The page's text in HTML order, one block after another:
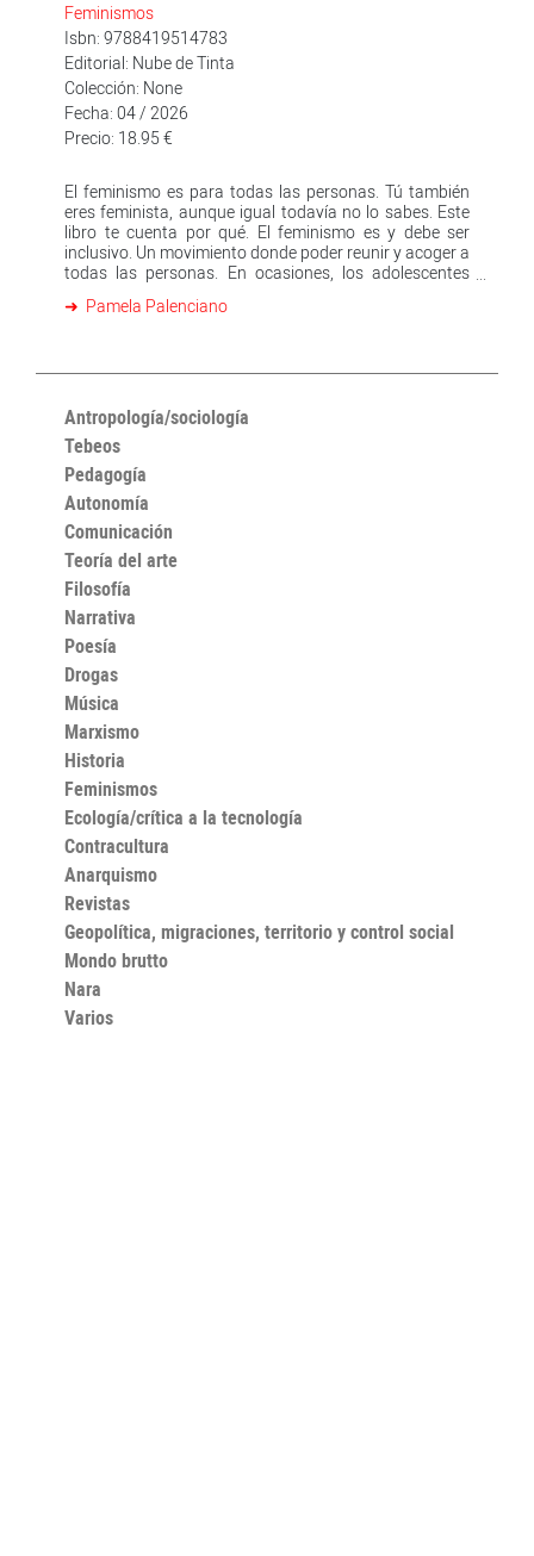
Feminismos
Isbn: 9788419514783
Editorial: Nube de Tinta
Colección: None
Fecha: 04 / 2026
Precio: 18.95 €
El feminismo es para todas las personas. Tú también
eres feminista, aunque igual todavía no lo sabes. Este
libro te cuenta por qué. El feminismo es y debe ser
inclusivo. Un movimiento donde poder reunir y acoger a
todas las personas. En ocasiones, los adolescentes
adultos lo hacemos de forma aburrida o paternalista.
Pamela, graduada con matrícula de honor en debate
demostrar a los adolescentes desesperanzados que sí
es posible crear un diálogo feminista intergeneracional.
Porque sí, querido, esto te incumbe más de lo que
piensas. Y porque sí, querida, nunca es tarde para
seguir aprendiendo.
Pamela Palenciano
Antropología/sociología
Tebeos
Pedagogía
Autonomía
Comunicación
Teoría del arte
Filosofía
Narrativa
Poesía
Drogas
Música
Marxismo
Historia
Feminismos
Ecología/crítica a la tecnología
Contracultura
Anarquismo
Revistas
Geopolítica, migraciones, territorio y control social
Mondo brutto
Nara
Varios